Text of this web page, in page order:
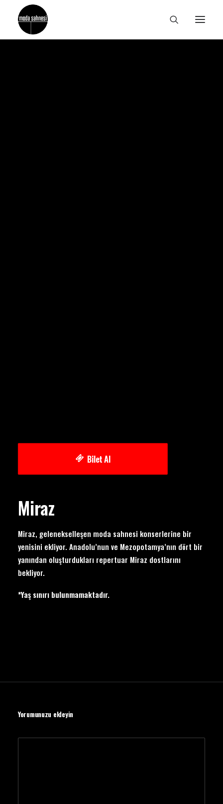
Bilet Al
Miraz
Miraz, gelenekselleşen moda sahnesi konserlerine bir
yenisini ekliyor. Anadolu’nun ve Mezopotamya’nın dört bir
yanından oluşturdukları repertuar Miraz dostlarını
bekliyor.
*Yaş sınırı bulunmamaktadır.
Yorumunuzu ekleyin